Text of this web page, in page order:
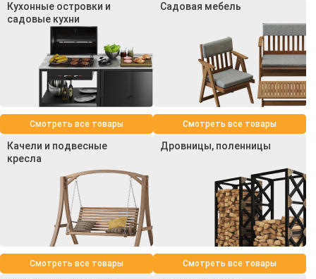
Кухонные островки и
садовые кухни
Смотреть все товары
Садовая мебель
Смотреть все товары
Качели и подвесные
кресла
Смотреть все товары
Дровницы, поленницы
Смотреть все товары